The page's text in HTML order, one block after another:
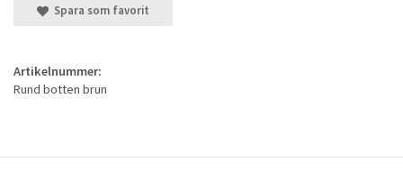
Spara som favorit
Artikelnummer:
Rund botten brun